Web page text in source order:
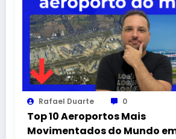
Rafael Duarte 0
Top 10 Aeroportos Mais
Movimentados do Mundo